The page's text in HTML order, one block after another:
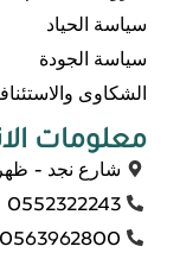
سياسة الحياد
سياسة الجودة
الشكاوى
معلومات
شارع نجد -
0552322243
0563962800